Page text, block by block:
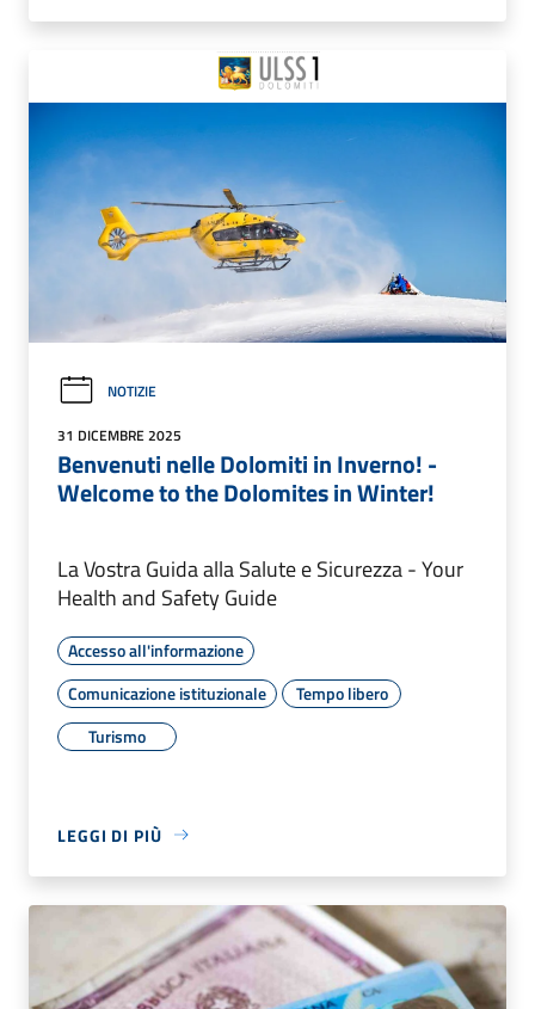
NOTIZIE
31 DICEMBRE 2025
Benvenuti nelle Dolomiti in Inverno! -
Welcome to the Dolomites in Winter!
La Vostra Guida alla Salute e Sicurezza - Your
Health and Safety Guide
Accesso all'informazione
Comunicazione istituzionale
Tempo libero
Turismo
LEGGI DI PIÙ